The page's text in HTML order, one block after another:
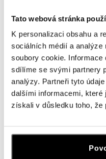
Tato webová stránka
K personalizaci obsahu a
sociálních médií a
soubory cookie. Informace
sdílíme se svými partnery
analýzy. Partneři tyto
dalšími informacemi, které
získali v důsledku toho, že
ALO
Náhrdelník s diamantem Eternal